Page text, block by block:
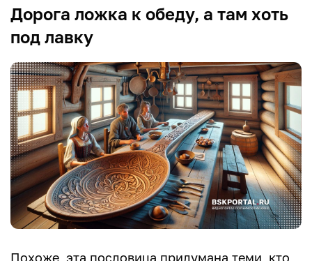
Дорога ложка к обеду, а там хоть
под лавку
Похоже, эта пословица придумана теми, кто